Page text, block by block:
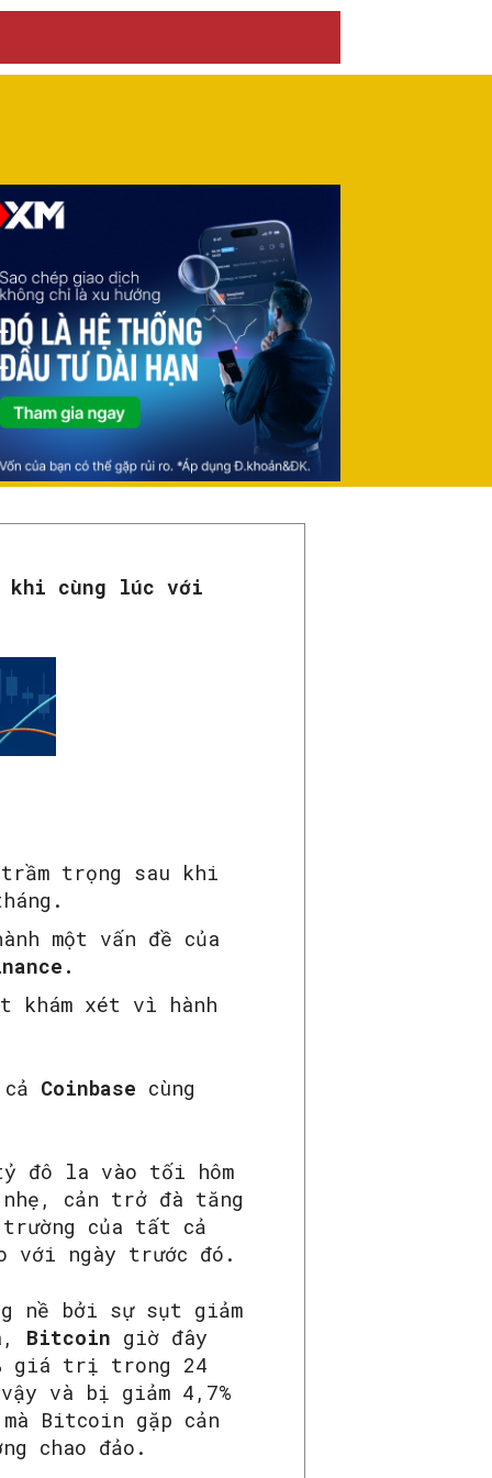
khi cùng lúc với
trọng sau khi
một vấn đề của
khám xét vì hành
Coinbase cùng
đô la vào tối hôm
cản trở đà tăng
của tất cả
với ngày trước đó.
nề bởi sự sụt giảm
Bitcoin giờ đây
giá trị trong 24
và bị giảm 4,7%
Bitcoin gặp cản
chao đảo.